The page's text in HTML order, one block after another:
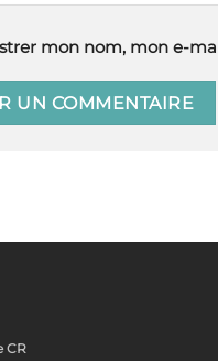
mon nom, mon e-
CR